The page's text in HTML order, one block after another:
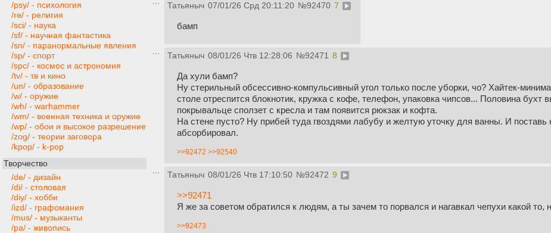
/psy/ - психология
/re/ - религия
/sci/ - наука
/sf/ - научная фантастика
/sn/ - паранормальные явления
/sp/ - спорт
/spc/ - космос и астрономия
/tv/ - тв и кино
/un/ - образование
/w/ - оружие
/wh/ - warhammer
/wm/ - военная техника и оружие
/wp/ - обои и высокое разрешение
/zog/ - теории заговора
/kpop/ - k-pop
Творчество
/de/ - дизайн
/di/ - столовая
/diy/ - хобби
/izd/ - графомания
/mus/ - музыканты
/pa/ - живопись
Татьяныч 07/01/26 Срд 20:11:20 №92470 7
бамп
Татьяныч 08/01/26 Чтв 12:28:06 №92471 8
Да хули бамп?
Ну стерильный обсессивно-компульсивный угол только после уборки, чо? Хайтек-
столе отреспится блокнотик, кружка с кофе, телефон, упаковка чипсов... Половина бухт
покрывальце сползет с кресла и там появится рюкзак и кофта.
На стене пусто? Ну прибей туда гвоздями лабубу и желтую уточку для ванны. И поставь
абсорбировал.
>>92472 >>92540
Татьяныч 08/01/26 Чтв 17:10:50 №92472 9
>>92471
Я же за советом обратился к людям, а ты зачем то порвался и нагавкал чепухи какой то,
>>92473